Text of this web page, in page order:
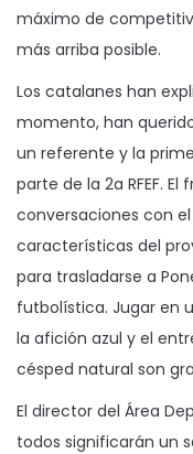
c
a
/
2
c
a
n
máximo de
más arriba posible.
Los catalanes han
momento, han
un referente y la
parte de la 2a RFEF.
conversaciones con el
características del
para trasladarse a
futbolística. Jugar en
la afición azul y el
césped natural son
El director del Área
todos significarán un